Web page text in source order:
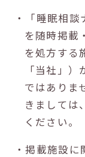
・「睡眠相
を随時掲載
を処方する
「当社」
ではありま
きましては
ください。
・掲載施設